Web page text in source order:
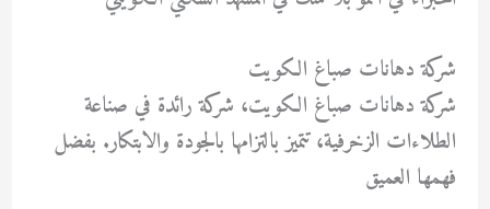
شركة دهانات صباغ الكويت
شركة دهانات صباغ الكويت، شركة رائدة في صناعة
الطلاءات الزخرفية، تتميز بالتزامها بالجودة والابتكار. بفضل
فهمها العميق